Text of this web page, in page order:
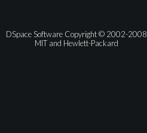
DSpace Software Copyright © 2002-2008
MIT and Hewlett-Packard